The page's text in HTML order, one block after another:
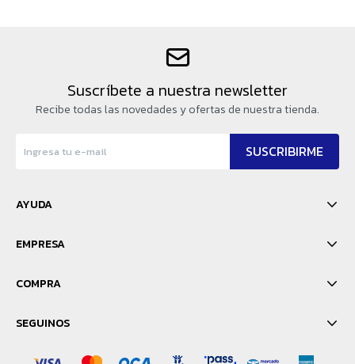
Suscríbete a nuestra newsletter
Recibe todas las novedades y ofertas de nuestra tienda.
SUSCRIBIRME
AYUDA
EMPRESA
COMPRA
SEGUINOS